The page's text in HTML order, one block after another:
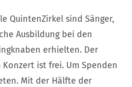
QuintenZirkel sind Sänger,
Ausbildung bei den
erhielten. Der
ist frei. Um Spenden
Mit der Hälfte der